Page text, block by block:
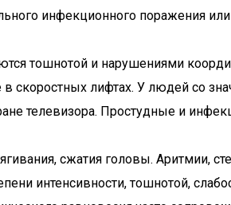
инфекционного поражения
тошнотой и нарушениями
скоростных лифтах. У людей со
телевизора. Простудные и
сжатия головы. Аритмии,
интенсивности, тошнотой,